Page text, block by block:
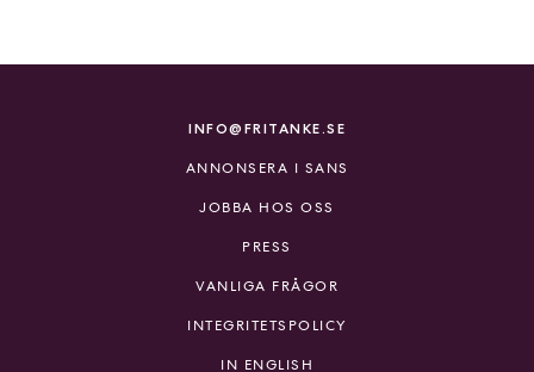
INFO@FRITANKE.SE
ANNONSERA I SANS
JOBBA HOS OSS
PRESS
VANLIGA FRÅGOR
INTEGRITETSPOLICY
IN ENGLISH